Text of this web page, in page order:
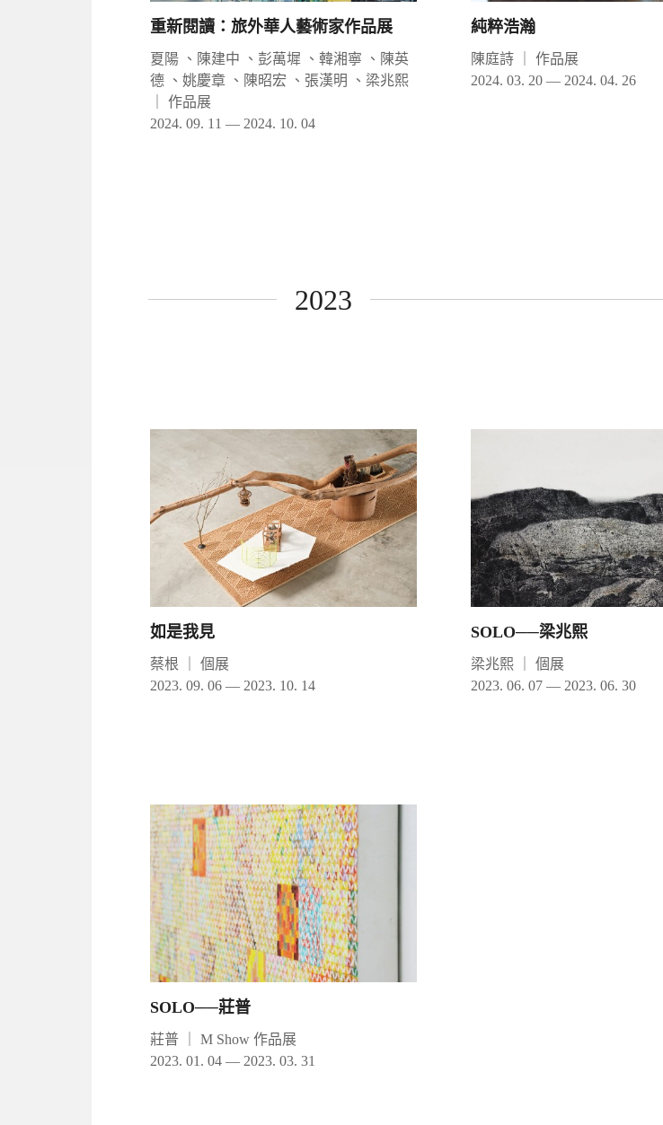
重新閱讀：旅外華人藝術家作品展
夏陽 、陳建中 、彭萬墀 、韓湘寧 、陳英
德 、姚慶章 、陳昭宏 、張漢明 、梁兆熙
作品展
2024. 09. 11 — 2024. 10. 04
純粹浩瀚
陳庭詩
作品展
2024. 03. 20 — 2024. 04. 26
2023
如是我見
蔡根
個展
2023. 09. 06 — 2023. 10. 14
SOLO──梁兆熙
梁兆熙
個展
2023. 06. 07 — 2023. 06. 30
SOLO──莊普
莊普
M Show 作品展
2023. 01. 04 — 2023. 03. 31